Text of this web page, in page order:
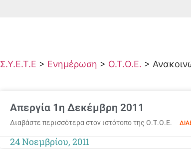
Σ.Υ.Ε.Τ.Ε > Ενημέρωση > Ο.Τ.Ο.Ε. >
Απεργία 1η Δεκέμβρη 2011
Διαβάστε περισσότερα στον ιστότοπο της Ο.Τ.Ο.Ε.
24 Νοεμβρίου, 2011